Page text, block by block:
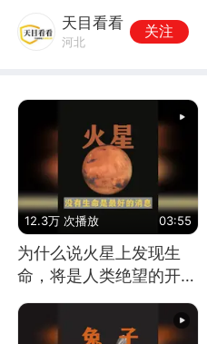
天目看看
河北
关注
12.3万 次播放 03:55
为什么说火星上发现生
命，将是人类绝望的开
始？